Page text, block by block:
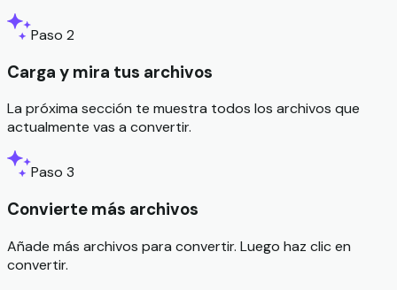
Paso 2
Carga y mira tus archivos
La próxima sección te muestra todos los archivos que
actualmente vas a convertir.
Paso 3
Convierte más archivos
Añade más archivos para convertir. Luego haz clic en
convertir.